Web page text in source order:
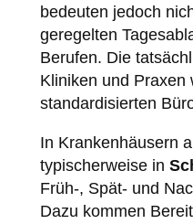
bedeuten jedoch
geregelten
Berufen. Die
Kliniken und Praxen
standardisierten
In Krankenhäusern
typischerweise in
Früh-, Spät- und
Dazu kommen